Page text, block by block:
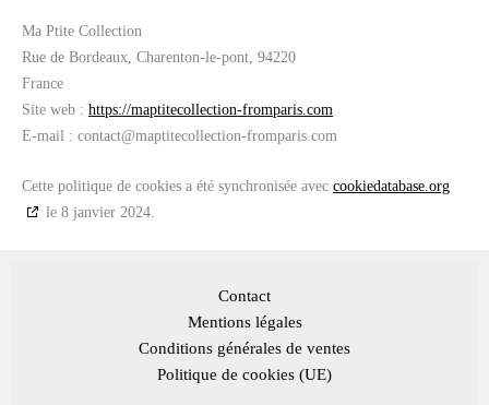
Ma Ptite Collection
Rue de Bordeaux, Charenton-le-pont, 94220
France
Site web : https://maptitecollection-fromparis.com
E-mail : contact@maptitecollection-fromparis.com
Cette politique de cookies a été synchronisée avec cookiedatabase.org
le 8 janvier 2024.
Contact
Mentions légales
Conditions générales de ventes
Politique de cookies (UE)